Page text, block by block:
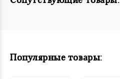
Популярные товары: